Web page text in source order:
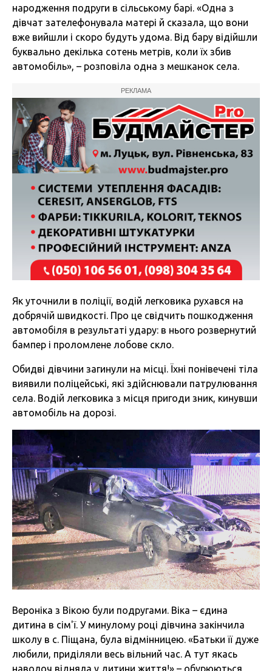
народження подруги в сільському барі. «Одна з
дівчат зателефонувала матері й сказала, що вони
вже вийшли і скоро будуть удома. Від бару відійшли
буквально декілька сотень метрів, коли їх збив
автомобіль», – розповіла одна з мешканок села.
РЕКЛАМА
Як уточнили в поліції, водій легковика рухався на
добрячій швидкості. Про це свідчить пошкодження
автомобіля в результаті удару: в нього розвернутий
бампер і проломлене лобове скло.
Обидві дівчини загинули на місці. Їхні понівечені тіла
виявили поліцейські, які здійснювали патрулювання
села. Водій легковика з місця пригоди зник, кинувши
автомобіль на дорозі.
Вероніка з Вікою були подругами. Віка – єдина
дитина в сім'ї. У минулому році дівчина закінчила
школу в с. Піщана, була відмінницею. «Батьки її дуже
любили, приділяли весь вільний час. А тут якась